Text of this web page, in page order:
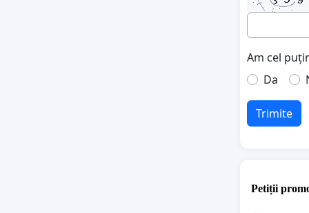
Am cel
Da
Trimite
Petiții